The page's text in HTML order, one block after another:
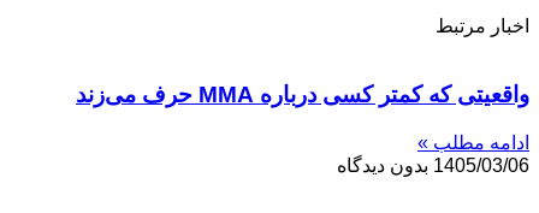
اخبار مرتبط
واقعیتی که کمتر کسی درباره MMA حرف می‌زند
ادامه مطلب »
1405/03/06 بدون دیدگاه